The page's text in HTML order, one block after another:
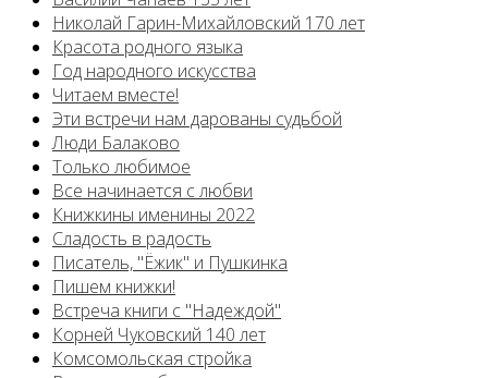
Николай Гарин-Михайловский 170 лет
Красота родного языка
Год народного искусства
Читаем вместе!
Эти встречи нам дарованы судьбой
Люди Балаково
Только любимое
Все начинается с любви
Книжкины именины 2022
Сладость в радость
Писатель, "Ёжик" и Пушкинка
Пишем книжки!
Встреча книги с "Надеждой"
Корней Чуковский 140 лет
Комсомольская стройка